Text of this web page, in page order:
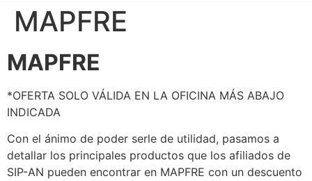
MAPFRE
MAPFRE
*OFERTA SOLO VÁLIDA EN LA OFICINA MÁS ABAJO
INDICADA
Con el ánimo de poder serle de utilidad, pasamos a
detallar los principales productos que los afiliados de
SIP-AN pueden encontrar en MAPFRE con un descuento